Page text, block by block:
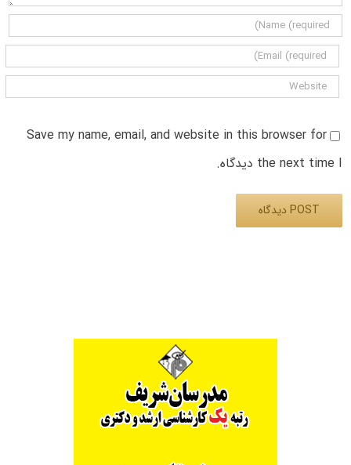
Save my name, email, and website in this browser for
the next time I دیدگاه.